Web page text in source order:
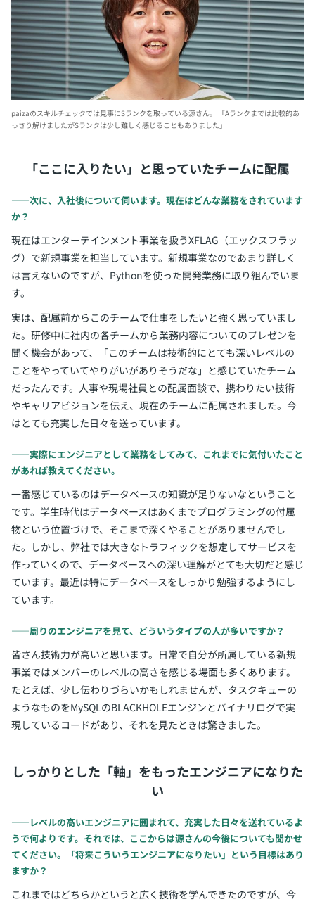
paizaのスキルチェックでは見事にSランクを取っている源さん。
「Aランクまでは比較的あ
っさり解けましたがSランクは少し難しく感じることもありました」
「ここに入りたい」と思っていたチームに配属
――次に、入社後について伺います。現在はどんな業務をされています
か？
現在はエンターテインメント事業を扱うXFLAG（エックスフラッ
グ）で新規事業を担当しています。新規事業なのであまり詳しく
は言えないのですが、Pythonを使った開発業務に取り組んでいま
す。
実は、配属前からこのチームで仕事をしたいと強く思っていまし
た。研修中に社内の各チームから業務内容についてのプレゼンを
聞く機会があって、「このチームは技術的にとても深いレベルの
ことをやっていてやりがいがありそうだな」と感じていたチーム
だったんです。人事や現場社員との配属面談で、携わりたい技術
やキャリアビジョンを伝え、現在のチームに配属されました。今
はとても充実した日々を送っています。
――実際にエンジニアとして業務をしてみて、これまでに気付いたこと
があれば教えてください。
一番感じているのはデータベースの知識が足りないなということ
です。学生時代はデータベースはあくまでプログラミングの付属
物という位置づけで、そこまで深くやることがありませんでし
た。しかし、弊社では大きなトラフィックを想定してサービスを
作っていくので、データベースへの深い理解がとても大切だと感じ
ています。最近は特にデータベースをしっかり勉強するようにし
ています。
――周りのエンジニアを見て、どういうタイプの人が多いですか？
皆さん技術力が高いと思います。日常で自分が所属している新規
事業ではメンバーのレベルの高さを感じる場面も多くあります。
たとえば、少し伝わりづらいかもしれませんが、タスクキューの
ようなものをMySQLのBLACKHOLEエンジンとバイナリログで実
現しているコードがあり、それを見たときは驚きました。
しっかりとした「軸」をもったエンジニアになりた
い
――レベルの高いエンジニアに囲まれて、充実した日々を送れているよ
うで何よりです。それでは、ここからは源さんの今後についても聞かせ
てください。「将来こういうエンジニアになりたい」という目標はあり
ますか？
これまではどちらかというと広く技術を学んできたのですが、今